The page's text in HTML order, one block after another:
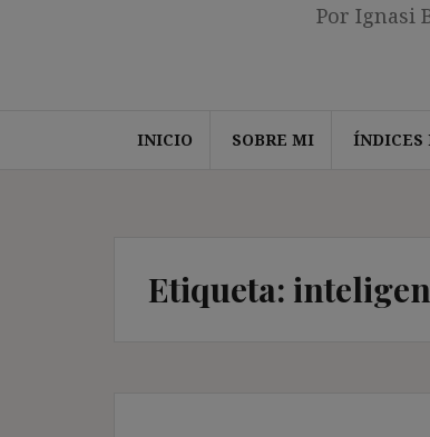
Por Ignasi
INICIO SOBRE MI ÍNDICES
Etiqueta: